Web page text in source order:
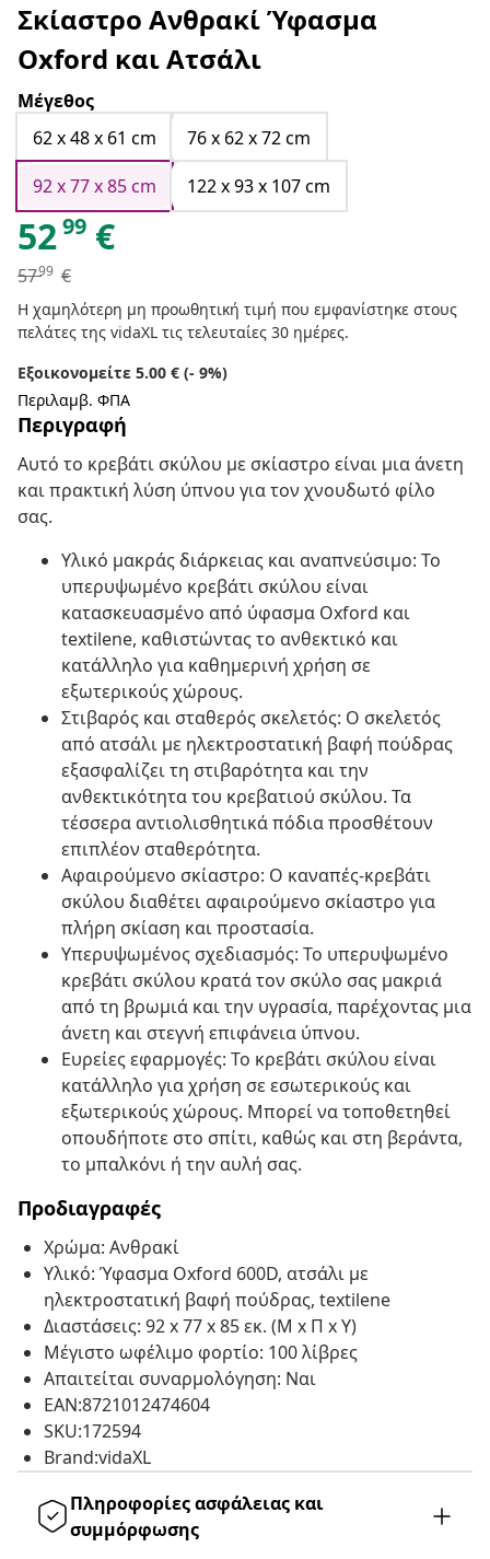
Σκίαστρο Ανθρακί Ύφασμα
Oxford και Ατσάλι
Μέγεθος
62 x 48 x 61 cm
76 x 62 x 72 cm
92 x 77 x 85 cm
122 x 93 x 107 cm
5299 €
5799 €
Η χαμηλότερη μη προωθητική τιμή που εμφανίστηκε στους
πελάτες της vidaXL τις τελευταίες 30 ημέρες.
Εξοικονομείτε 5.00 € (- 9%)
Περιλαμβ. ΦΠΑ
Περιγραφή
Αυτό το κρεβάτι σκύλου με σκίαστρο είναι μια άνετη
και πρακτική λύση ύπνου για τον χνουδωτό φίλο
σας.
Υλικό μακράς διάρκειας και αναπνεύσιμο: Το
υπερυψωμένο κρεβάτι σκύλου είναι
κατασκευασμένο από ύφασμα Oxford και
textilene, καθιστώντας το ανθεκτικό και
κατάλληλο για καθημερινή χρήση σε
εξωτερικούς χώρους.
Στιβαρός και σταθερός σκελετός: Ο σκελετός
από ατσάλι με ηλεκτροστατική βαφή πούδρας
εξασφαλίζει τη στιβαρότητα και την
ανθεκτικότητα του κρεβατιού σκύλου. Τα
τέσσερα αντιολισθητικά πόδια προσθέτουν
επιπλέον σταθερότητα.
Αφαιρούμενο σκίαστρο: Ο καναπές-κρεβάτι
σκύλου διαθέτει αφαιρούμενο σκίαστρο για
πλήρη σκίαση και προστασία.
Υπερυψωμένος σχεδιασμός: Το υπερυψωμένο
κρεβάτι σκύλου κρατά τον σκύλο σας μακριά
από τη βρωμιά και την υγρασία, παρέχοντας μια
άνετη και στεγνή επιφάνεια ύπνου.
Ευρείες εφαρμογές: Το κρεβάτι σκύλου είναι
κατάλληλο για χρήση σε εσωτερικούς και
εξωτερικούς χώρους. Μπορεί να τοποθετηθεί
οπουδήποτε στο σπίτι, καθώς και στη βεράντα,
το μπαλκόνι ή την αυλή σας.
Προδιαγραφές
Χρώμα: Ανθρακί
Υλικό: Ύφασμα Oxford 600D, ατσάλι με
ηλεκτροστατική βαφή πούδρας, textilene
Διαστάσεις: 92 x 77 x 85 εκ. (Μ x Π x Υ)
Μέγιστο ωφέλιμο φορτίο: 100 λίβρες
Απαιτείται συναρμολόγηση: Ναι
EAN:8721012474604
SKU:172594
Brand:vidaXL
Πληροφορίες ασφάλειας και
συμμόρφωσης